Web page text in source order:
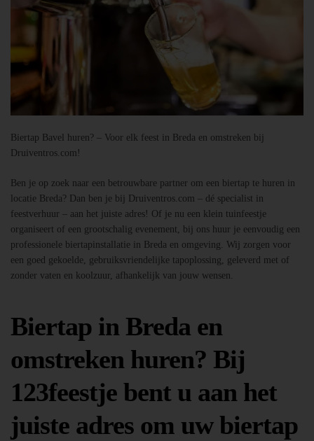
Biertap Bavel huren? – Voor elk feest in Breda en omstreken bij
Druiventros.com!
Ben je op zoek naar een betrouwbare partner om een biertap te huren in
locatie Breda? Dan ben je bij Druiventros.com – dé specialist in
feestverhuur – aan het juiste adres! Of je nu een klein tuinfeestje
organiseert of een grootschalig evenement, bij ons huur je eenvoudig een
professionele biertapinstallatie in Breda en omgeving. Wij zorgen voor
een goed gekoelde, gebruiksvriendelijke tapoplossing, geleverd met of
zonder vaten en koolzuur, afhankelijk van jouw wensen.
Biertap in Breda en
omstreken huren? Bij
123feestje bent u aan het
juiste adres om uw biertap